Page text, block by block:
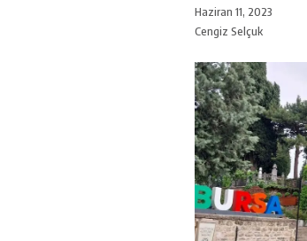
Haziran 11, 2023
Cengiz Selçuk